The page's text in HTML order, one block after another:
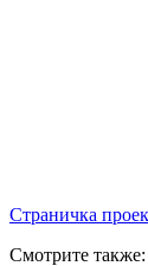
Страничка
Смотрите также: